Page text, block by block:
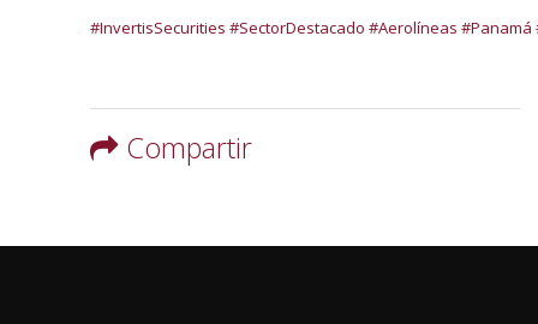
#InvertisSecurities #SectorDestacado #Aerolíneas #Panamá
Compartir